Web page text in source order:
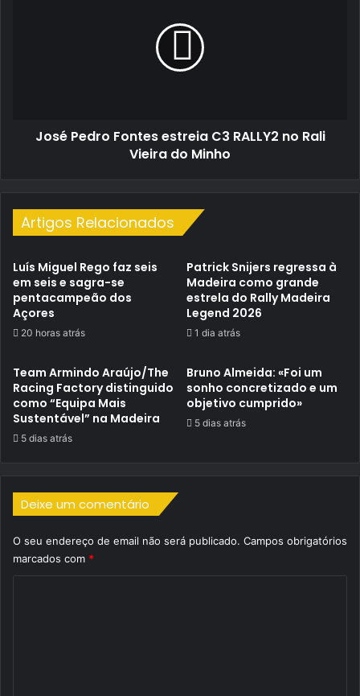
José Pedro Fontes estreia C3 RALLY2 no Rali
Vieira do Minho
Artigos Relacionados
Luís Miguel Rego faz seis
em seis e sagra-se
pentacampeão dos
Açores
20 horas atrás
Patrick Snijers regressa à
Madeira como grande
estrela do Rally Madeira
Legend 2026
1 dia atrás
Team Armindo Araújo/The
Racing Factory distinguido
como “Equipa Mais
Sustentável” na Madeira
5 dias atrás
Bruno Almeida: «Foi um
sonho concretizado e um
objetivo cumprido»
5 dias atrás
Deixe um comentário
O seu endereço de email não será publicado. Campos obrigatórios
marcados com *